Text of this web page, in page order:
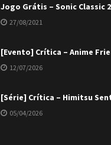
Jogo Grátis – Sonic Classic 2
27/08/2021
[Evento] Crítica – Anime
12/07/2026
[Série] Crítica – Himitsu
05/04/2026